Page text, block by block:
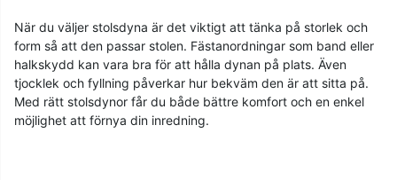
När du väljer stolsdyna är det viktigt att tänka på storlek och
form så att den passar stolen. Fästanordningar som band eller
halkskydd kan vara bra för att hålla dynan på plats. Även
tjocklek och fyllning påverkar hur bekväm den är att sitta på.
Med rätt stolsdynor får du både bättre komfort och en enkel
möjlighet att förnya din inredning.